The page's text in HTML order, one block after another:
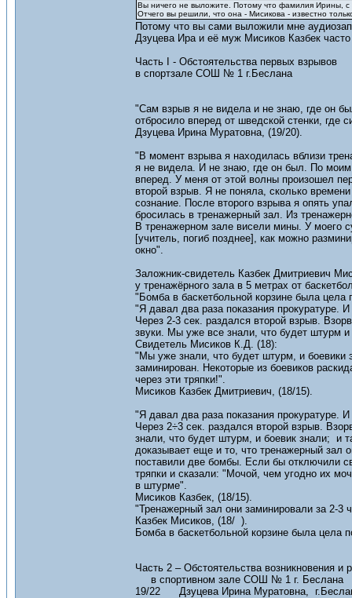
Вы ничего не выложите. Потому что фамилия Ирины,
Отчего вы решили, что она - Мисикова - известно
Потому что вы сами выложили мне
Дзуцева Ира и её муж Мисиков Казбек
Часть I - Обстоятельства первых взрывов
в спортзале СОШ № 1 г.Беслана
"Сам взрыв я не видела и не знаю, где он
отбросило вперед от шведской стенки,
Дзуцева Ирина Муратовна, (19/20).
"В момент взрыва я находилась вблизи
я не видела. И не знаю, где он был. По
вперед. У меня от этой волны произошел
второй взрыв. Я не поняла, сколько
сознание. После второго взрыва я опять
бросилась в тренажерный зал. Из
В тренажерном зале висели мины. У моего
[учитель, погиб позднее], как можно
окно".
Заложник-свидетель Казбек Дмитриевич
у тренажёрного зала в 5 метрах от
"Бомба в баскетбольной корзине была цела
"Я давал два раза показания прокуратуре.
Через 2-3 сек. раздался второй взрыв.
звуки. Мы уже все знали, что будет штурм
Свидетель Мисиков К.Д. (18):
"Мы уже знали, что будет штурм, и боевики
заминирован. Некоторые из боевиков
через эти тряпки!".
Мисиков Казбек Дмитриевич, (18/15).
"Я давал два раза показания прокуратуре.
Через 2÷3 сек. раздался второй взрыв.
знали, что будет штурм, и боевик знали; и
доказывает еще и то, что тренажерный зал
поставили две бомбы. Если бы отключили
тряпки и сказали: "Мочой, чем угодно их
в штурме".
Мисиков Казбек, (18/15).
"Тренажерный зал они заминировали за 2-
Казбек Мисиков, (18/ ).
Бомба в баскетбольной корзине была цела
Часть 2 – Обстоятельства возникновения и
в спортивном зале СОШ № 1 г. Беслана
19/22 Дзуцева Ирина Муратовна,